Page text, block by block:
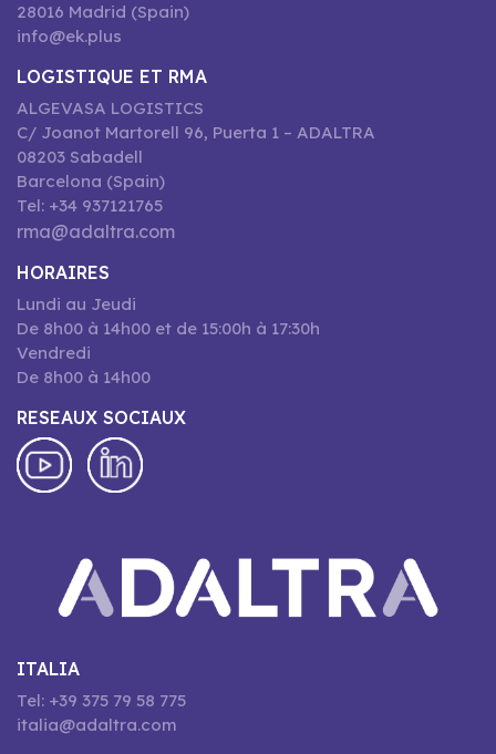
28016 Madrid (Spain)
info@ek.plus
LOGISTIQUE ET RMA
ALGEVASA LOGISTICS
C/ Joanot Martorell 96, Puerta 1 – ADALTRA
08203 Sabadell
Barcelona (Spain)
Tel: +34 937121765
rma@adaltra.com
HORAIRES
Lundi au Jeudi
De 8h00 à 14h00 et de 15:00h à 17:30h
Vendredi
De 8h00 à 14h00
RESEAUX SOCIAUX
ITALIA
Tel: +39 375 79 58 775
italia@adaltra.com